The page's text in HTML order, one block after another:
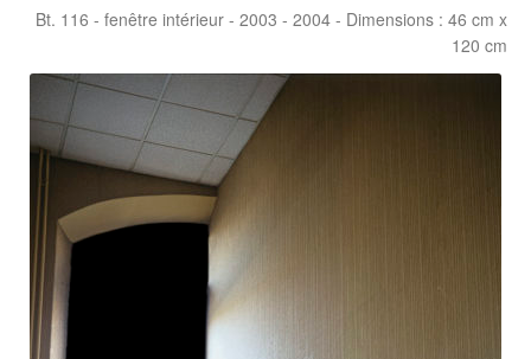
Bt. 116 - fenêtre intérieur - 2003 - 2004 - Dimensions : 46 cm x
120 cm